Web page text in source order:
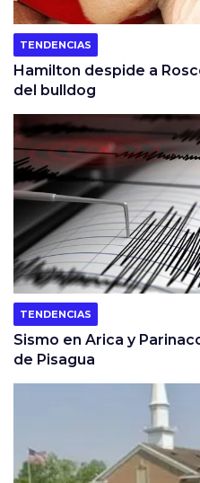
TENDENCIAS
Hamilton despide a
del bulldog
TENDENCIAS
Sismo en Arica y
de Pisagua